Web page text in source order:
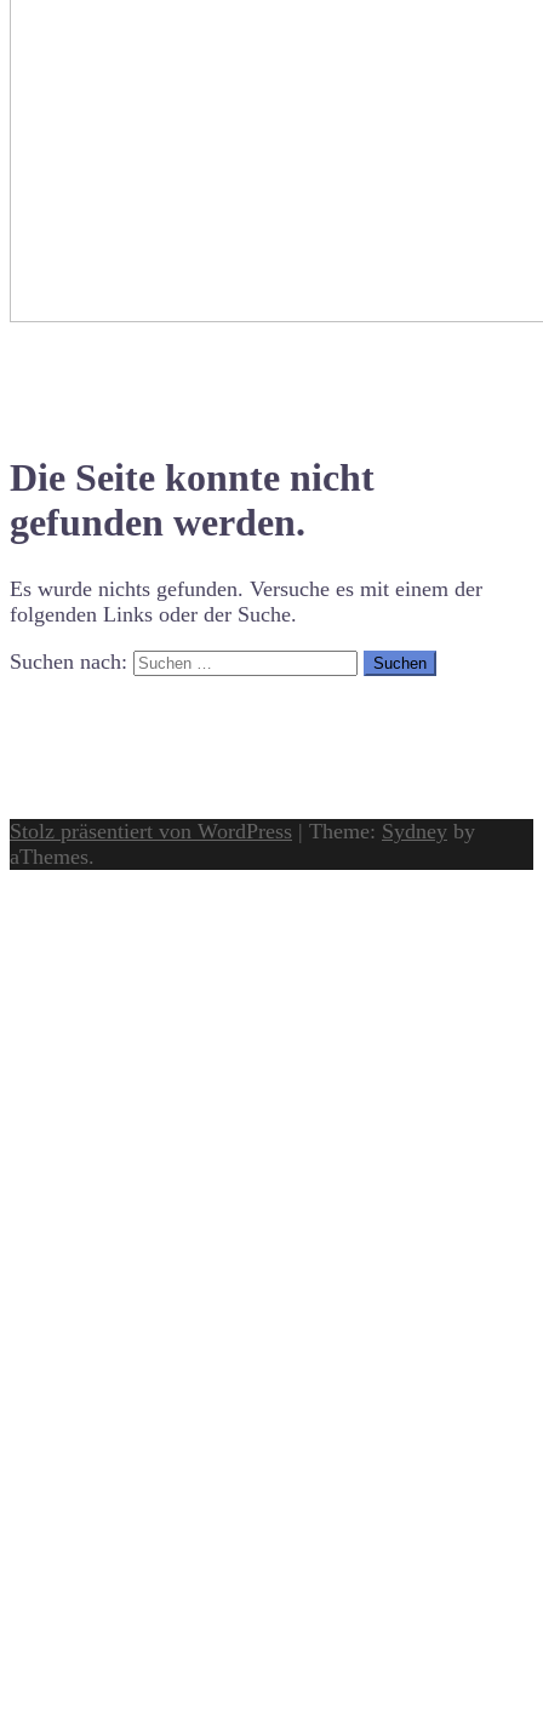
Die Seite konnte nicht
gefunden werden.
Es wurde nichts gefunden. Versuche es mit einem der
folgenden Links oder der Suche.
Suchen nach:
Stolz präsentiert von WordPress | Theme: Sydney by
aThemes.